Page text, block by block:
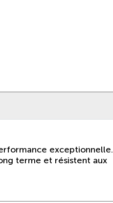
exceptionnelle.
terme et résistent aux